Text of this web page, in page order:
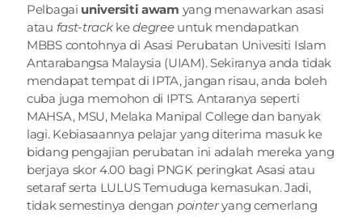
Pelbagai universiti awam yang menawarkan asasi
atau fast-track ke degree untuk mendapatkan
MBBS contohnya di Asasi Perubatan Univesiti Islam
Antarabangsa Malaysia (UIAM). Sekiranya anda tidak
mendapat tempat di IPTA, jangan risau, anda boleh
cuba juga memohon di IPTS. Antaranya seperti
MAHSA, MSU, Melaka Manipal College dan banyak
lagi. Kebiasaannya pelajar yang diterima masuk ke
bidang pengajian perubatan ini adalah mereka yang
berjaya skor 4.00 bagi PNGK peringkat Asasi atau
setaraf serta LULUS Temuduga kemasukan. Jadi,
tidak semestinya dengan pointer yang cemerlang